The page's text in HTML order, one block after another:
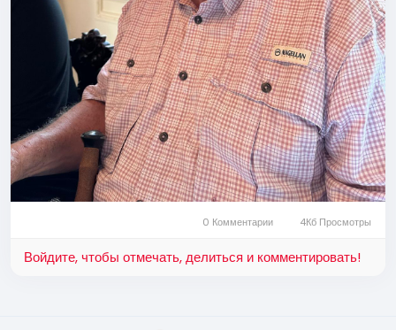
0 Комментарии 4Кб Просмотры
Войдите, чтобы отмечать, делиться и комментировать!